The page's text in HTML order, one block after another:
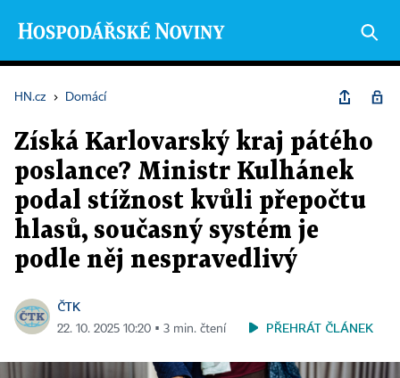
HN.cz › Domácí
Získá Karlovarský kraj pátého
poslance? Ministr Kulhánek
podal stížnost kvůli přepočtu
hlasů, současný systém je
podle něj nespravedlivý
ČTK
22. 10. 2025 10:20 ▪ 3 min. čtení PŘEHRÁT ČLÁNEK